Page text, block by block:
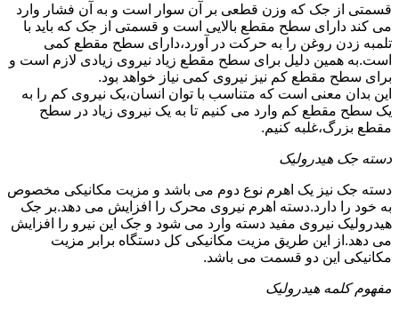
قسمتی از جک که وزن قطعی بر آن سوار است و به آن فشار وارد
می کند دارای سطح مقطع بالایی است و قسمتی از جک که باید با
تلمبه زدن روغن را به حرکت در آورد،دارای سطح مقطع کمی
است.به همین دلیل برای سطح مقطع زیاد نیروی زیادی لازم است و
برای سطح مقطع کم نیز نیروی کمی نیاز خواهد بود.
این بدان معنی است که متناسب با توان انسان،یک نیروی کم را به
یک سطح مقطع کم وارد می کنیم تا به یک نیروی زیاد در سطح
مقطع بزرگ،غلبه کنیم.
دسته جک هیدرولیک
دسته جک نیز یک اهرم نوع دوم می باشد و مزیت مکانیکی مخصوص
به خود را دارد.دسته اهرم نیروی محرک را افزایش می دهد.بر جک
هیدرولیک نیروی مفید دسته وارد می شود و جک این نیرو را افزایش
می دهد.از این طریق مزیت مکانیکی کل دستگاه برابر مزیت
مکانیکی این دو قسمت می باشد.
مفهوم کلمه هیدرولیک